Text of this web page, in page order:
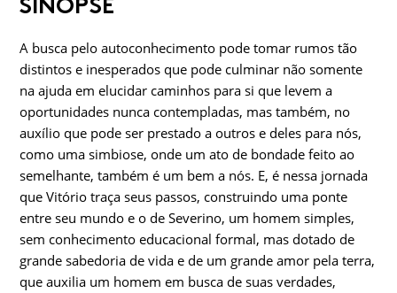
A busca pelo autoconhecimento pode tomar rumos tão
distintos e inesperados que pode culminar não somente
na ajuda em elucidar caminhos para si que levem a
oportunidades nunca contempladas, mas também, no
auxílio que pode ser prestado a outros e deles para nós,
como uma simbiose, onde um ato de bondade feito ao
semelhante, também é um bem a nós. E, é nessa jornada
que Vitório traça seus passos, construindo uma ponte
entre seu mundo e o de Severino, um homem simples,
sem conhecimento educacional formal, mas dotado de
grande sabedoria de vida e de um grande amor pela terra,
que auxilia um homem em busca de suas verdades,